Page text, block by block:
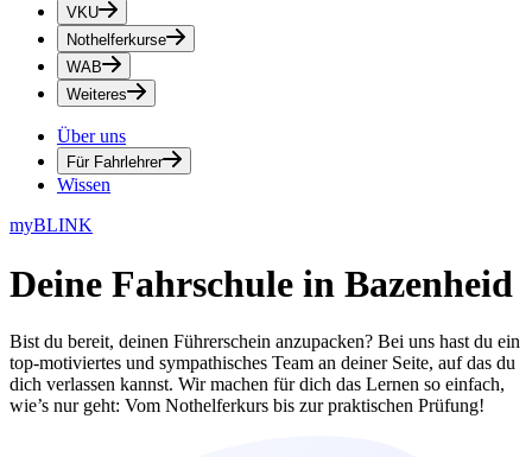
VKU
Nothelferkurse
WAB
Weiteres
Über uns
Für Fahrlehrer
Wissen
myBLINK
Deine Fahrschule in Bazenheid
Bist du bereit, deinen Führerschein anzupacken? Bei uns hast du ein
top-motiviertes und sympathisches Team an deiner Seite, auf das du
dich verlassen kannst. Wir machen für dich das Lernen so einfach,
wie’s nur geht: Vom Nothelferkurs bis zur praktischen Prüfung!